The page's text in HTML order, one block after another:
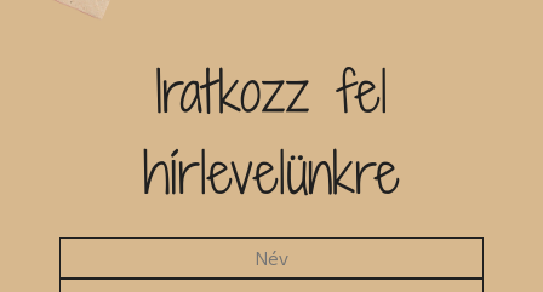
Iratkozz fel
hírlevelünkre